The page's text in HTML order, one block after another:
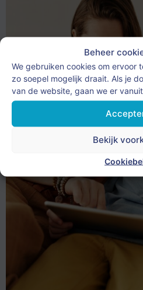
Beheer
We gebruiken cookies om ervoor
zo soepel mogelijk draait. Als je
van de website, gaan we er
Bekijk